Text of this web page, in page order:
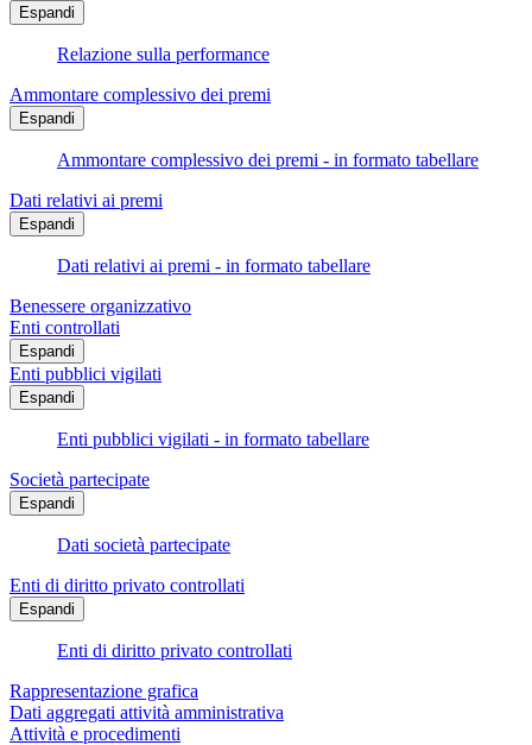
Espandi
Relazione sulla performance
Ammontare complessivo dei premi
Espandi
Ammontare complessivo dei premi - in formato tabellare
Dati relativi ai premi
Espandi
Dati relativi ai premi - in formato tabellare
Benessere organizzativo
Enti controllati
Espandi
Enti pubblici vigilati
Espandi
Enti pubblici vigilati - in formato tabellare
Società partecipate
Espandi
Dati società partecipate
Enti di diritto privato controllati
Espandi
Enti di diritto privato controllati
Rappresentazione grafica
Dati aggregati attività amministrativa
Attività e procedimenti